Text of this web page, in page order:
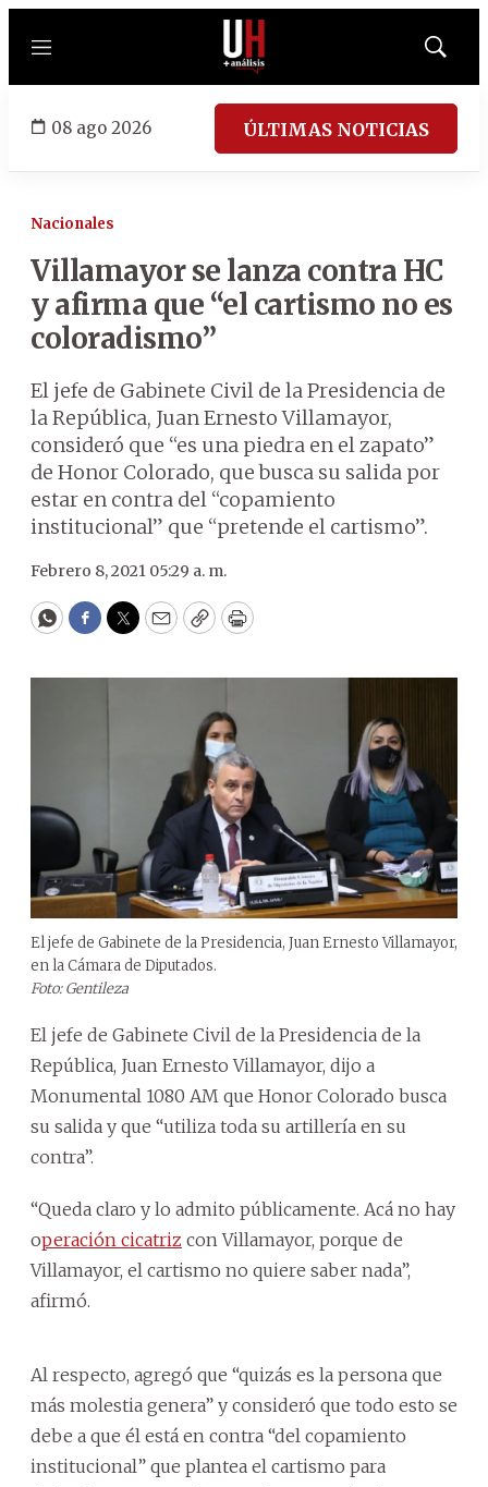
Menú
Mostrar
08 ago 2026 ÚLTIMAS NOTICIAS
Nacionales
Villamayor se lanza contra HC
y afirma que “el cartismo no es
coloradismo”
El jefe de Gabinete Civil de la Presidencia de
la República, Juan Ernesto Villamayor,
consideró que “es una piedra en el zapato”
de Honor Colorado, que busca su salida por
estar en contra del “copamiento
institucional” que “pretende el cartismo”.
Febrero 8, 2021 05:29 a. m.
WhatsApp
Facebook
Twitter
EmailCopyPrint
El jefe de Gabinete de la Presidencia, Juan Ernesto Villamayor,
en la Cámara de Diputados.
Foto: Gentileza
El jefe de Gabinete Civil de la Presidencia de la
República, Juan Ernesto Villamayor, dijo a
Monumental 1080 AM que Honor Colorado busca
su salida y que “utiliza toda su artillería en su
contra”.
“Queda claro y lo admito públicamente. Acá no hay
operación cicatriz con Villamayor, porque de
Villamayor, el cartismo no quiere saber nada”,
afirmó.
Al respecto, agregó que “quizás es la persona que
más molestia genera” y consideró que todo esto se
debe a que él está en contra “del copamiento
institucional” que plantea el cartismo para